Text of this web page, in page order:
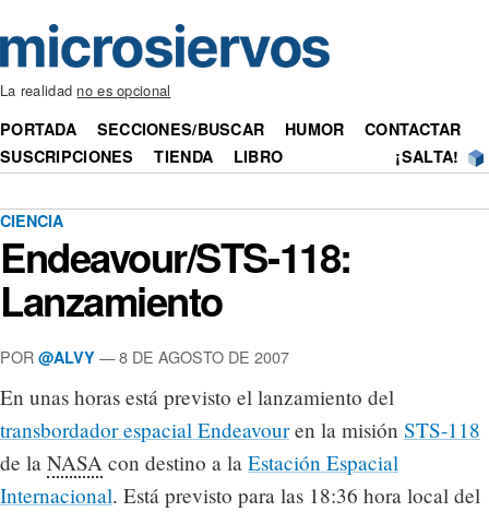
La realidad no es opcional
PORTADA SECCIONES/BUSCAR HUMOR
CONTACTAR
SUSCRIPCIONES
TIENDA LIBRO ¡SALTA!
CIENCIA
Endeavour/STS-118:
Lanzamiento
POR @ALVY — 8 DE AGOSTO DE 2007
En unas horas está previsto el lanzamiento del
transbordador espacial Endeavouren la misión STS-118
de la NASA con destino a la Estación Espacial
Internacional. Está previsto para las 18:36 hora local del